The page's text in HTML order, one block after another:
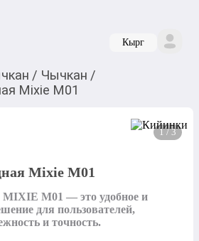
Кырг
/ Чычкан /
Mixie M01
1 / 3
Mixie M01
M01 — это удобное и
для пользователей,
и точность.